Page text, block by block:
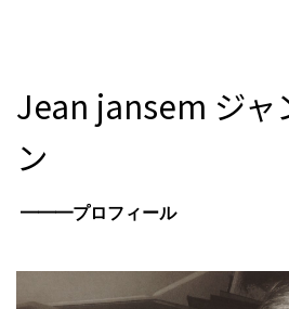
Jean jansem ジャ
ン
━━━プロフィール